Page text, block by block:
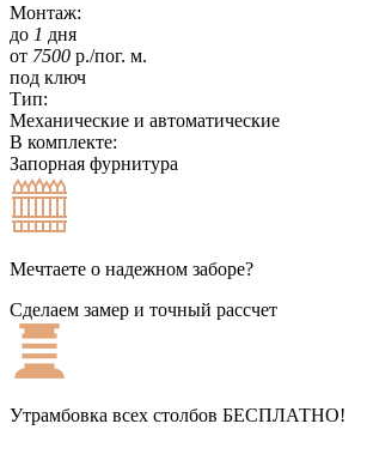
Монтаж:
до 1 дня
от 7500 р./пог. м.
под ключ
Тип:
Механические и автоматические
В комплекте:
Запорная фурнитура
Мечтаете о надежном заборе?
Сделаем замер и точный рассчет
Утрамбовка всех столбов БЕСПЛАТНО!